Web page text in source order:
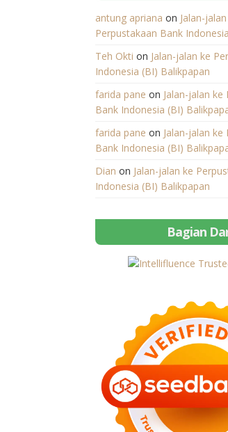
antung apriana on Jalan-
Perpustakaan Bank
Teh Okti on Jalan-jalan ke
Indonesia (BI) Balikpapan
farida pane on Jalan-jalan ke
Bank Indonesia (BI)
farida pane on Jalan-jalan ke
Bank Indonesia (BI)
Dian on Jalan-jalan ke
Indonesia (BI) Balikpapan
Bagian